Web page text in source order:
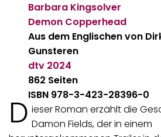
Barbara Kingsolver
Demon Copperhead
Aus dem Englischen von
Gunsteren
dtv 2024
862 Seiten
ISBN 978-3-423-28396-0
D ieser Roman erzählt die
Damon Fields, der in einem